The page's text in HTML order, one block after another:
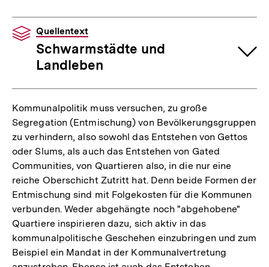
Quellentext
Schwarmstädte und
Landleben
Kommunalpolitik muss versuchen, zu große
Segregation (Entmischung) von Bevölkerungsgruppen
zu verhindern, also sowohl das Entstehen von Gettos
oder Slums, als auch das Entstehen von Gated
Communities, von Quartieren also, in die nur eine
reiche Oberschicht Zutritt hat. Denn beide Formen der
Entmischung sind mit Folgekosten für die Kommunen
verbunden. Weder abgehängte noch "abgehobene"
Quartiere inspirieren dazu, sich aktiv in das
kommunalpolitische Geschehen einzubringen und zum
Beispiel ein Mandat in der Kommunalvertretung